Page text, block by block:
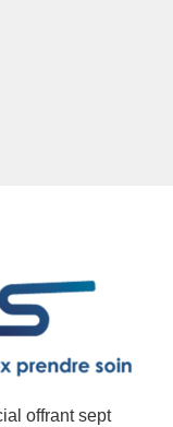
offrant sept